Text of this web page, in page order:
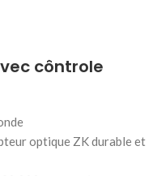
côntrole
optique ZK durable et